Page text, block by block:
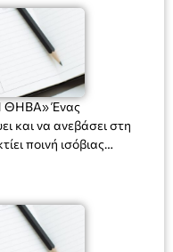
Ένας
και να ανεβάσει στη
ποινή ισόβιας
έργο για
συγκινητικό,
σκηνοθέτης
το πολυεπίπεδο αυτό